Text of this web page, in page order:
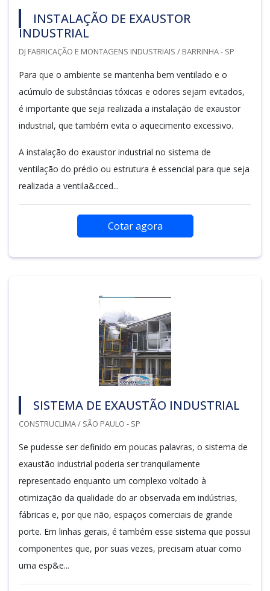
INSTALAÇÃO DE EXAUSTOR
INDUSTRIAL
DJ FABRICAÇÃO E MONTAGENS INDUSTRIAIS / BARRINHA - SP
Para que o ambiente se mantenha bem ventilado e o
acúmulo de substâncias tóxicas e odores sejam evitados,
é importante que seja realizada a instalação de exaustor
industrial, que também evita o aquecimento excessivo.
A instalação do exaustor industrial no sistema de
ventilação do prédio ou estrutura é essencial para que seja
realizada a ventila&cced...
Cotar agora
SISTEMA DE EXAUSTÃO INDUSTRIAL
CONSTRUCLIMA / SÃO PAULO - SP
Se pudesse ser definido em poucas palavras, o sistema de
exaustão industrial poderia ser tranquilamente
representado enquanto um complexo voltado à
otimização da qualidade do ar observada em indústrias,
fábricas e, por que não, espaços comerciais de grande
porte. Em linhas gerais, é também esse sistema que possui
componentes que, por suas vezes, precisam atuar como
uma esp&e...